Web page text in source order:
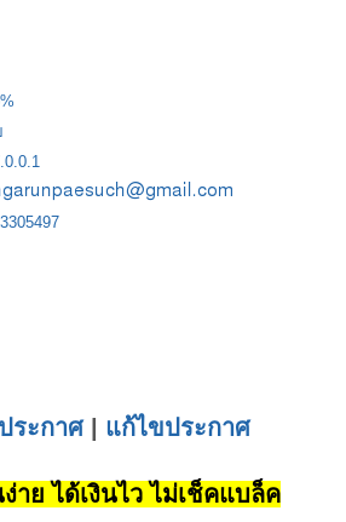
ระกาศ| แก้ไขประกาศ
าย ได้เงินไว ไม่เช็คแบล็ค